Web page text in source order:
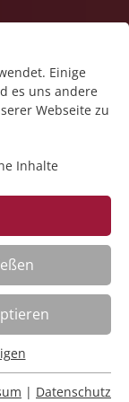
1
(Nr.
Einige
es uns andere
Webseite zu
Inhalte
Funktionen
| Datenschutz